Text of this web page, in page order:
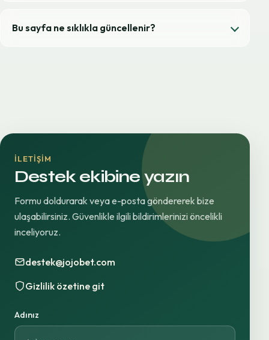
Bu sayfa ne sıklıkla güncellenir?
İLETIŞIM
Destek ekibine yazın
Formu doldurarak veya e-posta göndererek bize
ulaşabilirsiniz. Güvenlikle ilgili bildirimlerinizi öncelikli
inceliyoruz.
destek@jojobet.com
Gizlilik özetine git
Adınız